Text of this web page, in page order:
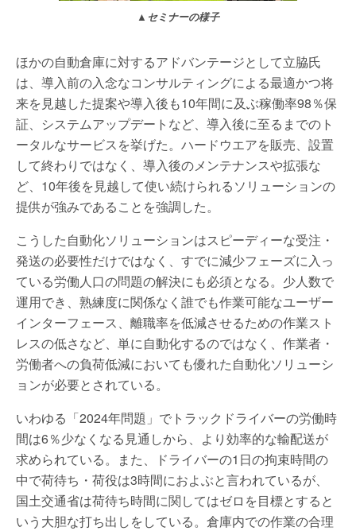
▲セミナーの様子
ほかの自動倉庫に対するアドバンテージとして立脇氏
は、導入前の入念なコンサルティングによる最適かつ将
来を見越した提案や導入後も10年間に及ぶ稼働率98％保
証、システムアップデートなど、導入後に至るまでのト
ータルなサービスを挙げた。ハードウエアを販売、設置
して終わりではなく、導入後のメンテナンスや拡張な
ど、10年後を見越して使い続けられるソリューションの
提供が強みであることを強調した。
こうした自動化ソリューションはスピーディーな受注・
発送の必要性だけではなく、すでに減少フェーズに入っ
ている労働人口の問題の解決にも必須となる。少人数で
運用でき、熟練度に関係なく誰でも作業可能なユーザー
インターフェース、離職率を低減させるための作業スト
レスの低さなど、単に自動化するのではなく、作業者・
労働者への負荷低減においても優れた自動化ソリューシ
ョンが必要とされている。
いわゆる「2024年問題」でトラックドライバーの労働時
間は6％少なくなる見通しから、より効率的な輸配送が
求められている。また、ドライバーの1日の拘束時間の
中で荷待ち・荷役は3時間におよぶと言われているが、
国土交通省は荷待ち時間に関してはゼロを目標とすると
いう大胆な打ち出しをしている。倉庫内での作業の合理